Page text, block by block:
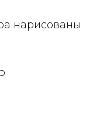
нарисованы